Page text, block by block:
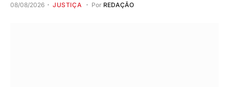
08/08/2026 JUSTIÇA Por REDAÇÃO